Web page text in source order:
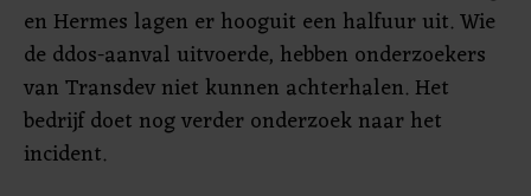
en Hermes lagen er hooguit een halfuur uit. Wie
de ddos-aanval uitvoerde, hebben onderzoekers
van Transdev niet kunnen achterhalen. Het
bedrijf doet nog verder onderzoek naar het
incident.